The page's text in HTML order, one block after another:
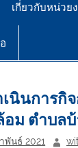
เกี่ยวกับหน่วย
นินการกิ
ม ตำบล
พันธ์ 2021